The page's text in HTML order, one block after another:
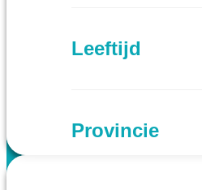
Leeftijd
Provincie